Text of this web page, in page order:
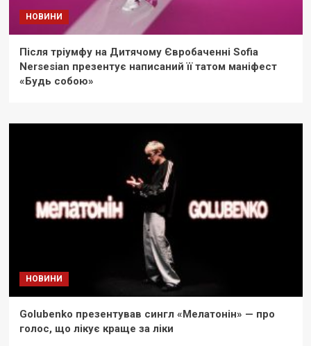
НОВИНИ
Після тріумфу на Дитячому Євробаченні Sofia
Nersesian презентує написаний її татом маніфест
«Будь собою»
НОВИНИ
Golubenko презентував сингл «Мелатонін» — про
голос, що лікує краще за ліки